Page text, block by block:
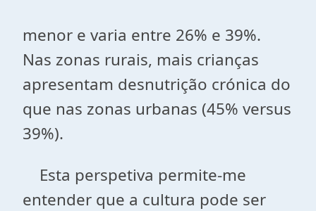
menor e varia entre 26% e 39%.
Nas zonas rurais, mais crianças
apresentam desnutrição crónica do
que nas zonas urbanas (45% versus
39%).
Esta perspetiva permite-me
entender que a cultura pode ser